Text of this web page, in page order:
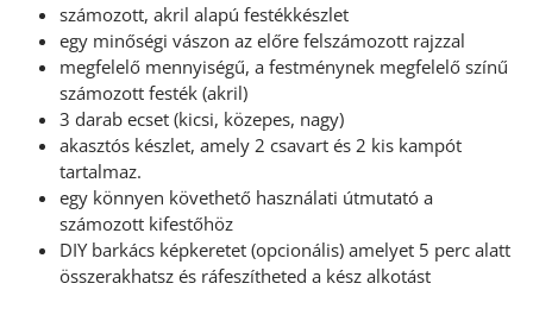
számozott, akril alapú festékkészlet
egy minőségi vászon az előre felszámozott rajzzal
megfelelő mennyiségű, a festménynek megfelelő színű
számozott festék (akril)
3 darab ecset (kicsi, közepes, nagy)
akasztós készlet, amely 2 csavart és 2 kis kampót
tartalmaz.
egy könnyen követhető használati útmutató a
számozott kifestőhöz
DIY barkács képkeretet (opcionális) amelyet 5 perc alatt
összerakhatsz és ráfeszítheted a kész alkotást